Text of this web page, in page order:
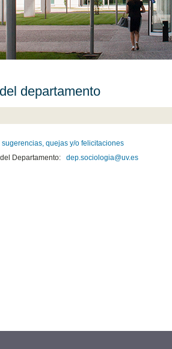
departamento
sugerencias, quejas y/o felicitaciones
Departamento: dep.sociologia@uv.es